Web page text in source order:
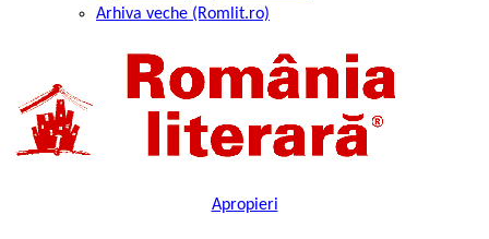
Arhiva veche (Romlit.ro)
Apropieri